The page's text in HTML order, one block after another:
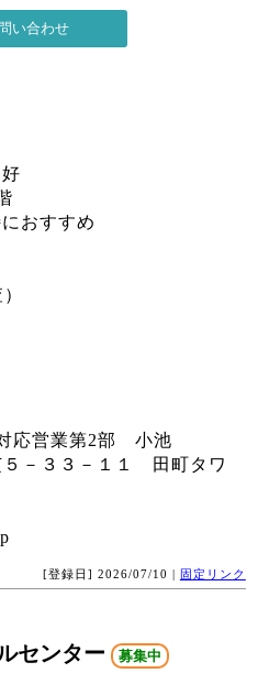
おすすめ
応営業第2部 小池
－３３－１１ 田町タワ
[登録日] 2026/07/10 | 固定リンク
センター 募集中